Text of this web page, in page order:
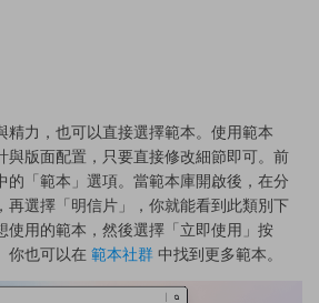
精力，也可以直接選擇範本。使用範本
與版面配置，只要直接修改細節即可。前
的「範本」選項。當範本庫開啟後，在分
再選擇「明信片」，你就能看到此類別下
使用的範本，然後選擇「立即使用」按
你也可以在 範本社群 中找到更多範本。